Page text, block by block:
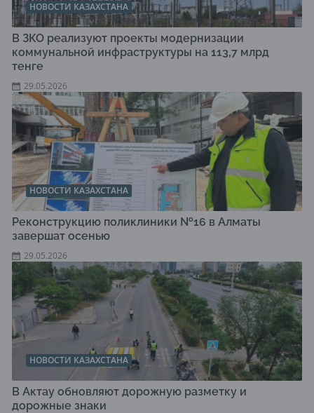
НОВОСТИ КАЗАХСТАНА
В ЗКО реализуют проекты модернизации
коммунальной инфраструктуры на 113,7 млрд
тенге
29.05.2026
НОВОСТИ КАЗАХСТАНА
Реконструкцию поликлиники №16 в Алматы
завершат осенью
29.05.2026
НОВОСТИ КАЗАХСТАНА
В Актау обновляют дорожную разметку и
дорожные знаки